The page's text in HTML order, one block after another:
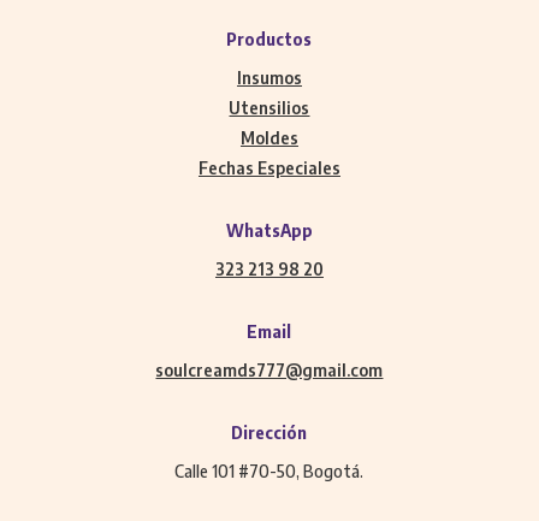
Productos
Insumos
Utensilios
Moldes
Fechas Especiales
WhatsApp
323 213 98 20
Email
soulcreamds777@gmail.com
Dirección
Calle 101 #70-50, Bogotá.